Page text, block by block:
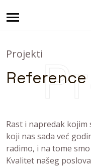
Projekti
Reference
Rast i napredak
koji nas sada već
radimo, i na tome
Kvalitet našeg